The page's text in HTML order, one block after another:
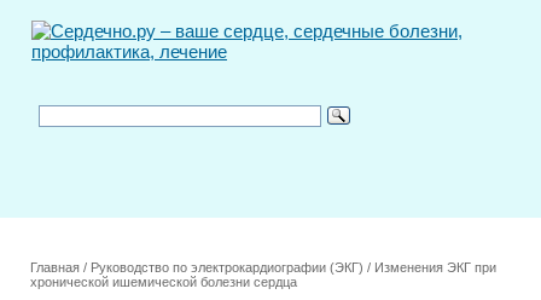
Главная / Руководство по электрокардиографии (ЭКГ) / Изменения ЭКГ при
хронической ишемической болезни сердца